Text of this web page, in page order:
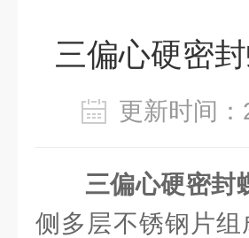
三偏心硬密
更新时间
三偏心硬密封
侧多层不锈钢片